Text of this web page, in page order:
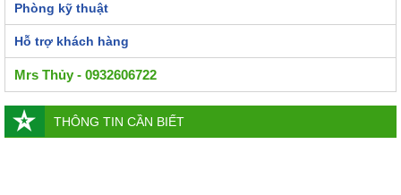
Phòng kỹ thuật
Hỗ trợ khách hàng
Mrs Thủy - 0932606722
THÔNG TIN CẦN BIẾT